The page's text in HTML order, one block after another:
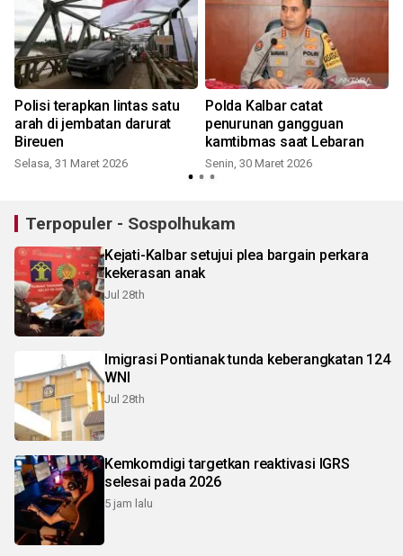
Polisi terapkan lintas satu
arah di jembatan darurat
Bireuen
Selasa, 31 Maret 2026
Polda Kalbar catat
penurunan gangguan
kamtibmas saat Lebaran
Senin, 30 Maret 2026
Terpopuler - Sospolhukam
Kejati-Kalbar setujui plea bargain perkara
kekerasan anak
Jul 28th
Imigrasi Pontianak tunda keberangkatan 124
WNI
Jul 28th
Kemkomdigi targetkan reaktivasi IGRS
selesai pada 2026
5 jam lalu